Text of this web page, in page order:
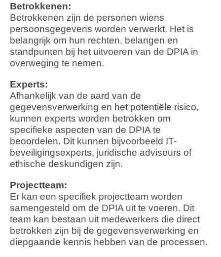
Betrokkenen:
Betrokkenen zijn de personen wiens
persoonsgegevens worden verwerkt. Het is
belangrijk om hun rechten, belangen en
standpunten bij het uitvoeren van de DPIA in
overweging te nemen.
Experts:
Afhankelijk van de aard van de
gegevensverwerking en het potentiële risico,
kunnen experts worden betrokken om
specifieke aspecten van de DPIA te
beoordelen. Dit kunnen bijvoorbeeld IT-
beveiligingsexperts, juridische adviseurs of
ethische deskundigen zijn.
Projectteam:
Er kan een specifiek projectteam worden
samengesteld om de DPIA uit te voeren. Dit
team kan bestaan uit medewerkers die direct
betrokken zijn bij de gegevensverwerking en
diepgaande kennis hebben van de processen.